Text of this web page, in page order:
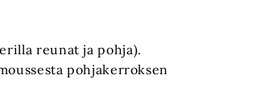
reunat ja pohja).
pohjakerroksen